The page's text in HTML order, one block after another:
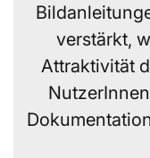
verstärkt,
Attraktivität